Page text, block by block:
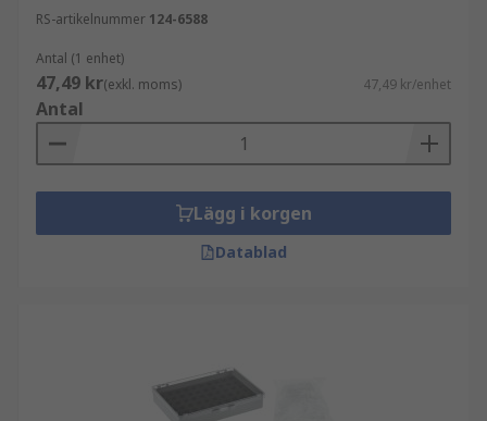
RS-artikelnummer 124-6588
Antal (1 enhet)
47,49 kr(exkl. moms) 47,49 kr/enhet
Antal
Lägg i korgen
Datablad